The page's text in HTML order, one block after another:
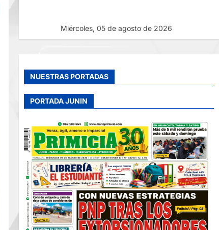
Miércoles, 05 de agosto de 2026
NUESTRAS PORTADAS
PORTADA JUNIN